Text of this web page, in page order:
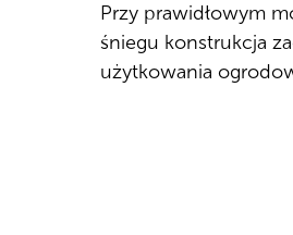
Przy prawidłowym
śniegu konstrukcja
użytkowania